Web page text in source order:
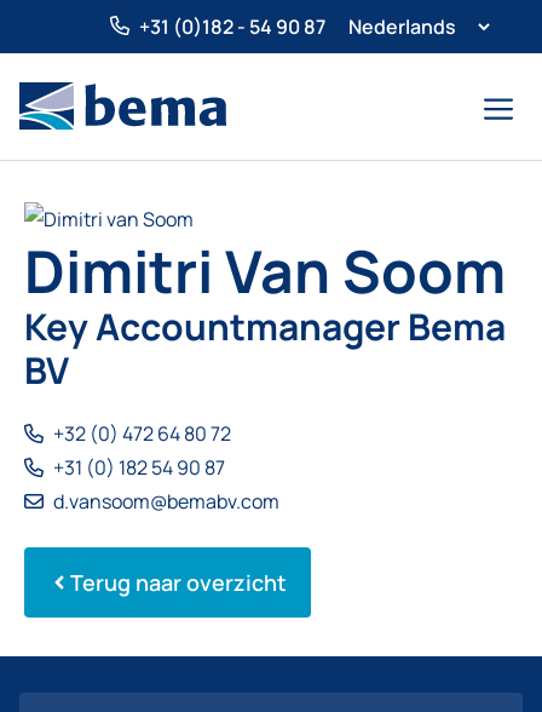
naar
de
inhoud
+31 (0)182 - 54 90 87
Menu
Dimitri Van Soom
Key Accountmanager Bema
BV
+32 (0) 472 64 80 72
+31 (0) 182 54 90 87
d.vansoom@bemabv.com
Terug naar overzicht